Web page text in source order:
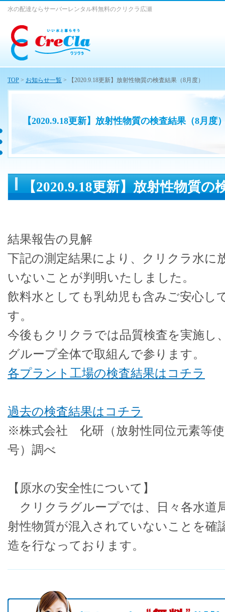
【2020.9.18更新】放射性物質の検査結果（8月度
水の配達ならサーバーレンタル料無料のクリクラ広瀬
【2020.9.18更新】放射性物質の
結果報告の見解
下記の測定結果により、クリクラ水に
いないことが判明いたしました。
飲料水としても乳幼児も含みご安心し
す。
今後もクリクラでは品質検査を実施し
グループ全体で取組んで参ります。
各プラント工場の検査結果はコチラ
過去の検査結果はコチラ
※株式会社 化研（放射性同位元素等使
号）調べ
【原水の安全性について】
クリクラグループでは、日々各水道
射性物質が混入されていないことを確
造を行なっております。
TOP > お知らせ一覧 > 【2020.9.18更新】放射性物質の検査結果（8月度）